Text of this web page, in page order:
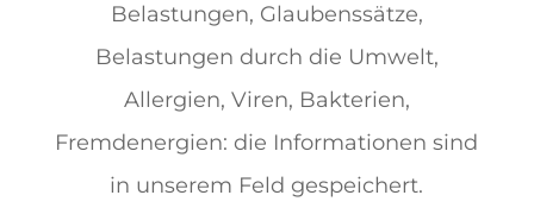
Belastungen, Glaubenssätze,
Belastungen durch die Umwelt,
Allergien, Viren, Bakterien,
Fremdenergien: die Informationen sind
in unserem Feld gespeichert.